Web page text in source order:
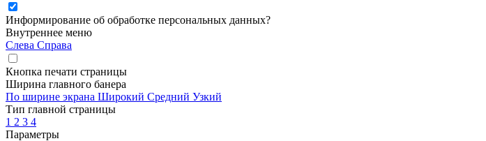
Информирование об обработке персональных данных?
Внутреннее меню
Слева Справа
Кнопка печати страницы
Ширина главного банера
По ширине экрана Широкий Средний Узкий
Тип главной страницы
1 2 3 4
Параметры